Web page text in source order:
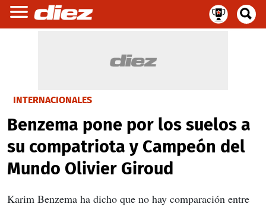
INTERNACIONALES
Benzema pone por los suelos a
su compatriota y Campeón del
Mundo Olivier Giroud
Karim Benzema ha dicho que no hay comparación entre